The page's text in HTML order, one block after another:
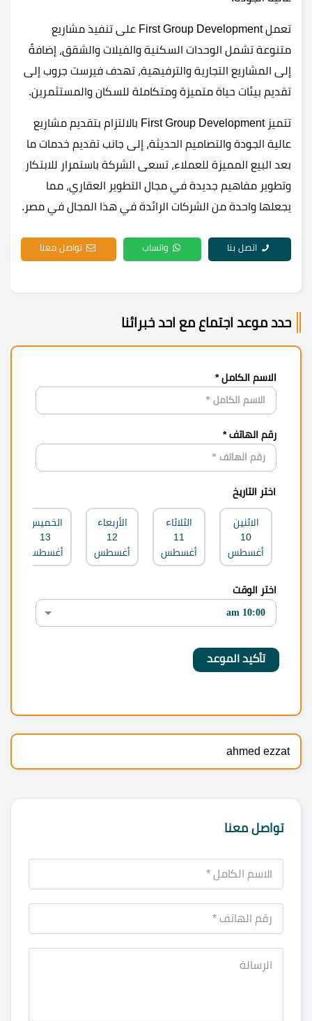
تعمل First Group Development على تنفيذ مشاريع
متنوعة تشمل الوحدات السكنية والفيلات والشقق، إضافةً
إلى المشاريع التجارية والترفيهية، تهدف فيرست جروب إلى
تقديم بيئات حياة متميزة ومتكاملة للسكان والمستثمرين.
تتميز First Group Development بالالتزام بتقديم مشاريع
عالية الجودة والتصاميم الحديثة، إلى جانب تقديم خدمات ما
بعد البيع المميزة للعملاء، تسعى الشركة باستمرار للابتكار
وتطوير مفاهيم جديدة في مجال التطوير العقاري، مما
يجعلها واحدة من الشركات الرائدة في هذا المجال في مصر.
اتصل بنا واتساب تواصل معنا
حدد موعد اجتماع مع احد خبرائنا
الاسم الكامل *
رقم الهاتف *
اختر التاريخ
الاثنين
10
أغسطس
الثلاثاء
11
أغسطس
الأربعاء
12
أغسطس
الخميس
13
أغسطس
اختر الوقت
ahmed ezzat
تواصل معنا